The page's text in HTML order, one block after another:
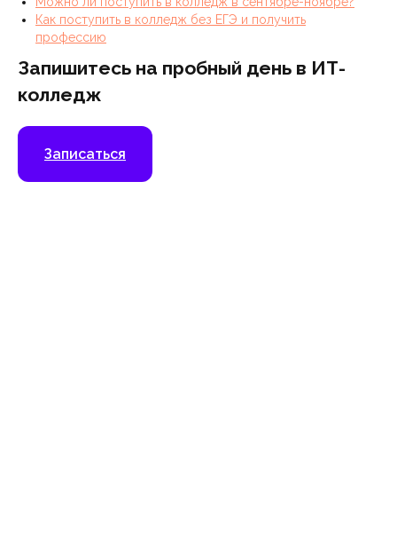
Как поступить в колледж без ЕГЭ и получить
профессию
Запишитесь на пробный день в ИТ-
колледж
Записаться